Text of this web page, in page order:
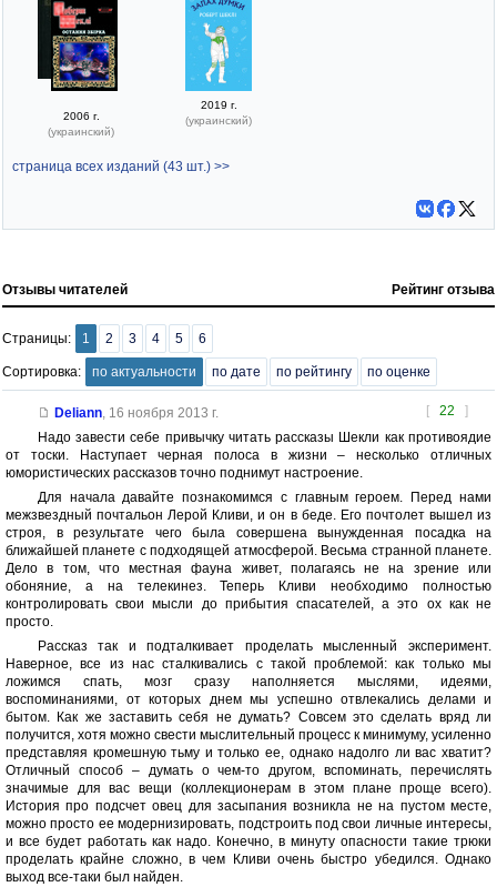
2006 г.
(украинский)
2019 г.
(украинский)
страница всех изданий (43 шт.) >>
Отзывы читателей Рейтинг отзыва
Страницы: 1 2 3 4 5 6
Сортировка: по актуальности по дате по рейтингу по оценке
[ 22 ]
Deliann, 16 ноября 2013 г.
Надо завести себе привычку читать рассказы Шекли как противоядие
от тоски. Наступает черная полоса в жизни – несколько отличных
юмористических рассказов точно поднимут настроение.
Для начала давайте познакомимся с главным героем. Перед нами
межзвездный почтальон Лерой Кливи, и он в беде. Его почтолет вышел из
строя, в результате чего была совершена вынужденная посадка на
ближайшей планете с подходящей атмосферой. Весьма странной планете.
Дело в том, что местная фауна живет, полагаясь не на зрение или
обоняние, а на телекинез. Теперь Кливи необходимо полностью
контролировать свои мысли до прибытия спасателей, а это ох как не
просто.
Рассказ так и подталкивает проделать мысленный эксперимент.
Наверное, все из нас сталкивались с такой проблемой: как только мы
ложимся спать, мозг сразу наполняется мыслями, идеями,
воспоминаниями, от которых днем мы успешно отвлекались делами и
бытом. Как же заставить себя не думать? Совсем это сделать вряд ли
получится, хотя можно свести мыслительный процесс к минимуму, усиленно
представляя кромешную тьму и только ее, однако надолго ли вас хватит?
Отличный способ – думать о чем-то другом, вспоминать, перечислять
значимые для вас вещи (коллекционерам в этом плане проще всего).
История про подсчет овец для засыпания возникла не на пустом месте,
можно просто ее модернизировать, подстроить под свои личные интересы,
и все будет работать как надо. Конечно, в минуту опасности такие трюки
проделать крайне сложно, в чем Кливи очень быстро убедился. Однако
выход все-таки был найден.